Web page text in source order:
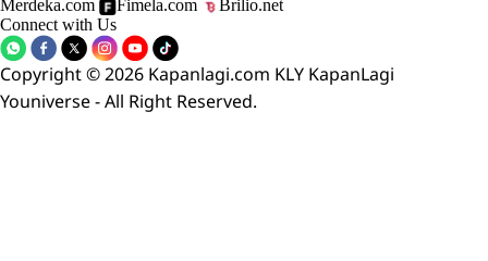
Merdeka.com
Fimela.com
Brilio.net
Connect with Us
Copyright © 2026 Kapanlagi.com KLY KapanLagi
Youniverse - All Right Reserved.